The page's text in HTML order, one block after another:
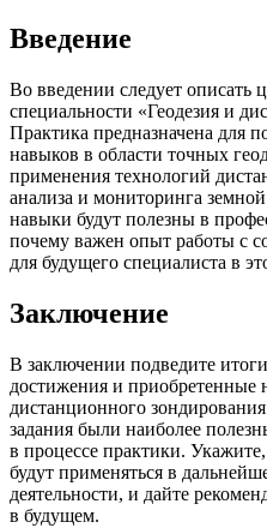
Введение
Во введении следует описать
специальности «Геодезия и
Практика предназначена для
навыков в области точных
применения технологий
анализа и мониторинга
навыки будут полезны в
почему важен опыт работы с
для будущего специалиста в
Заключение
В заключении подведите
достижения и приобретенные
дистанционного
задания были наиболее
в процессе практики.
будут применяться в
деятельности, и дайте
в будущем.